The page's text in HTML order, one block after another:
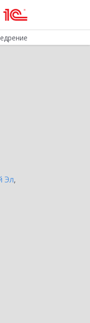
Эл,